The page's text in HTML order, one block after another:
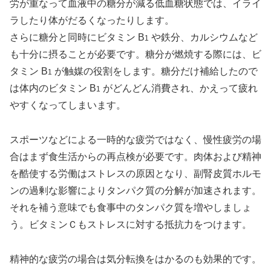
労が重なって血液中の糖分が減る低血糖状態では、イライ
ラしたり体がだるくなったりします。
さらに糖分と同時にビタミン B1 や鉄分、カルシウムなど
も十分に摂ることが必要です。糖分が燃焼する際には、ビ
タミン B1 が触媒の役割をします。糖分だけ補給したので
は体内のビタミン B1 がどんどん消費され、かえって疲れ
やすくなってしまいます。
スポーツなどによる一時的な疲労ではなく、慢性疲労の場
合はまず食生活からの再点検が必要です。肉体および精神
を酷使する労働はストレスの原因となり、副腎皮質ホルモ
ンの過剰な影響によりタンパク質の分解が加速されます。
それを補う意味でも食事中のタンパク質を増やしましょ
う。ビタミンＣもストレスに対する抵抗力をつけます。
精神的な疲労の場合は気分転換をはかるのも効果的です。